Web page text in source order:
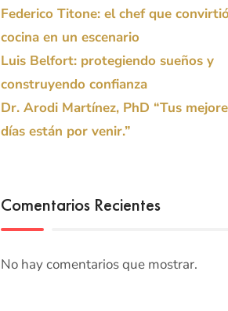
Federico Titone: el chef que
cocina en un escenario
Luis Belfort: protegiendo sueños y
construyendo confianza
Dr. Arodi Martínez, PhD “Tus
días están por venir.”
Comentarios Recientes
No hay comentarios que mostrar.